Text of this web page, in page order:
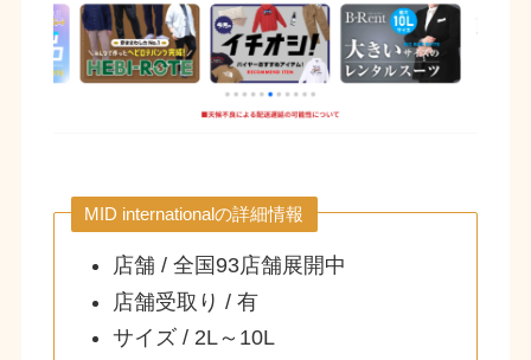
MID internationalの詳細情報
店舗 / 全国93店舗展開中
店舗受取り / 有
サイズ / 2L～10L